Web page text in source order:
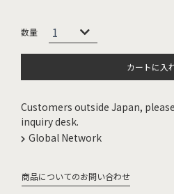
カートに入
Customers outside Japan,
inquiry desk.
Global Network
商品についてのお問い合わせ